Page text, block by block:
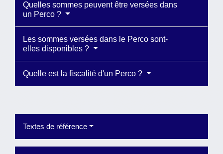
Quelles sommes peuvent être versées dans
un Perco ?
Les sommes versées dans le Perco sont-
elles disponibles ?
Quelle est la fiscalité d'un Perco ?
Textes de référence